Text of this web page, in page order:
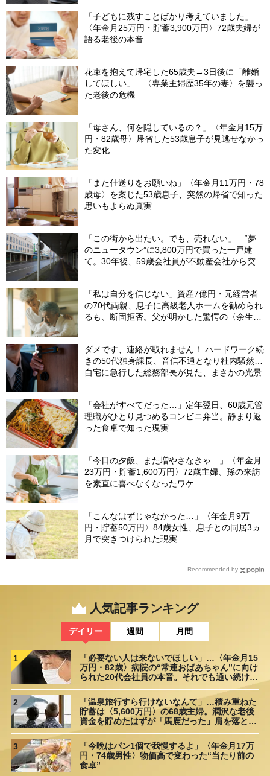
「子どもに残すことばかり考えていました」
〈年金月25万円・貯蓄3,900万円〉72歳夫婦が
語る老後の本音
花束を抱えて帰宅した65歳夫→3日後に「離婚
してほしい」…〈専業主婦歴35年の妻〉を襲っ
た老後の危機
「母さん、何を隠しているの？」〈年金月15万
円・82歳母〉帰省した53歳息子が見逃せなかっ
た変化
「また仕送りをお願いね」〈年金月11万円・78
歳母〉を案じた53歳息子、突然の帰省で知った
思いもよらぬ真実
「この街から出たい。でも、売れない」…“夢
のニュータウン”に3,800万円で買った一戸建
て。30年後、59歳会社員が不動産会社から突き
「私は自分を信じない」資産7億円・元経営者
の70代両親、息子に高級老人ホームを勧められ
るも、断固拒否。父が明かした驚愕の〈余生計
ダメです、連絡が取れません！ ハードワーク続
きの50代独身課長、音信不通となり社内騒然…
自宅に急行した総務部長が見た、まさかの光景
「会社がすべてだった…」定年翌日、60歳元管
理職がひとり見つめるコンビニ弁当。静まり返
った食卓で知った現実
「今日の夕飯、また増やさなきゃ…」〈年金月
23万円・貯蓄1,600万円〉72歳主婦、孫の来訪
を素直に喜べなくなったワケ
「こんなはずじゃなかった…」〈年金月9万
円・貯蓄50万円〉84歳女性、息子との同居3ヵ
月で突きつけられた現実
Recommended by
人気記事ランキング
デイリー 週間 月間
1
「必要ない人は来ないでほしい」…〈年金月15
万円・82歳〉病院の“常連おばあちゃん”に向け
られた20代会社員の本音。それでも通い続ける
2
「温泉旅行すら行けないなんて」…積み重ねた
貯蓄は〈5,600万円〉の68歳主婦。潤沢な老後
資金を貯めたはずが「馬鹿だった」肩を落とす
理由
3
「今晩はパン1個で我慢するよ」〈年金月17万
円・74歳男性〉物価高で変わった“当たり前の
食卓”